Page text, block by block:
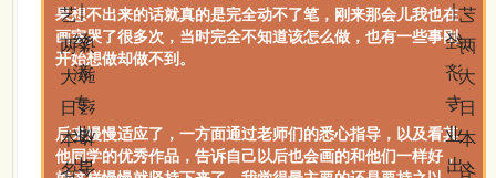
果想不出来的话就真的是完全动不了笔，刚来那会儿我也在
画室哭了很多次，当时完全不知道该怎么做，也有一些事刚
开始想做却做不到。
后来慢慢适应了，一方面通过老师们的悉心指导，以及看其
他同学的优秀作品，告诉自己以后也会画的和他们一样好，